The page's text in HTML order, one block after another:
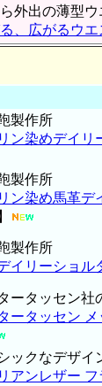
ら外出の薄型
、広がるウエ
製作所
ン染めデイリ
製作所
ン染め馬革デ
製作所
イリーショル
ータッセン社
ータッセン
ックなデザイ
アンレザー